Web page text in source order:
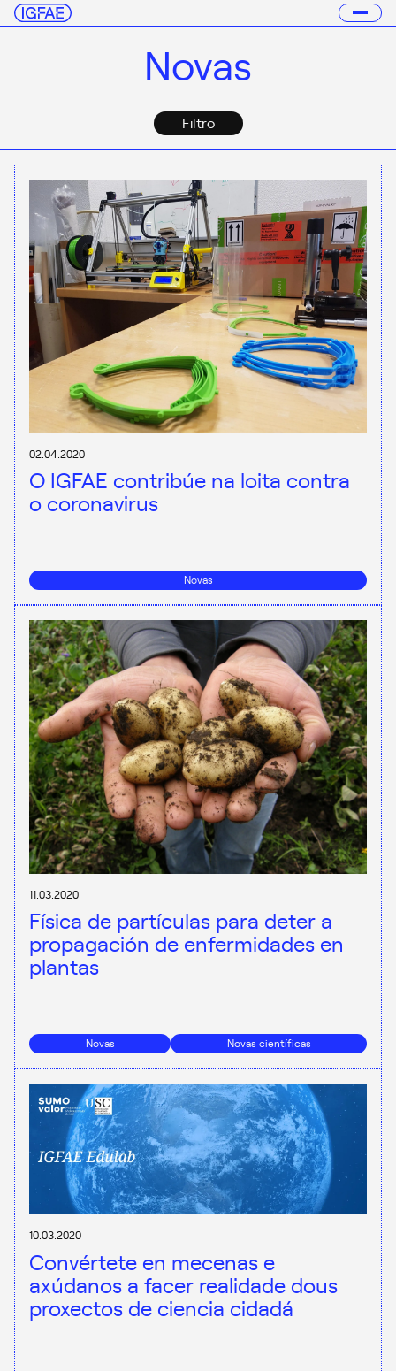
Novas
Filtro
02.04.2020
O IGFAE contribúe na loita contra
o coronavirus
Novas
11.03.2020
Física de partículas para deter a
propagación de enfermidades en
plantas
Novas Novas científicas
10.03.2020
Convértete en mecenas e
axúdanos a facer realidade dous
proxectos de ciencia cidadá